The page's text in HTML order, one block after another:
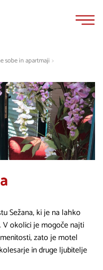
sobe in apartmaji >
Sežana, ki je na lahko
okolici je mogoče najti
zato je motel
in druge ljubitelje